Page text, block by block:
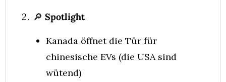
🔎 Spotlight
Kanada öffnet die Tür für
chinesische EVs (die USA sind
wütend)